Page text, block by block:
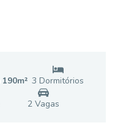
190m² 3 Dormitórios
2Vagas